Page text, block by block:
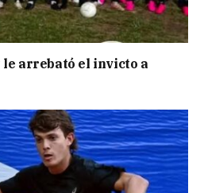
le arrebató el invicto a